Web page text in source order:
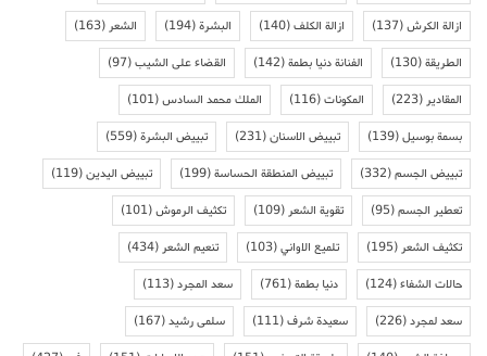
ازالة الكرش(137) ازالة الكلف(140) البشرة(194) الشعر(163)
الطريقة(130) الفنانة دنيا بطمة(142) القضاء على الشيب(97)
المقادير(223) المكونات(116) الملك محمد السادس(101)
بسمة بوسيل(139) تبييض الاسنان(231) تبييض البشرة(559)
تبييض الجسم(332) تبييض المنطقة الحساسة(199) تبييض اليدين(119)
تعطير الجسم(95) تقوية الشعر(109) تكثيف الرموش(101)
تكثيف الشعر(195) تلميع الاواني(103) تنعيم الشعر(434)
حالات الشفاء(124) دنيا بطمة(761) سعد المجرد(113)
سعد لمجرد(226) سعيدة شرف(111) سلمى رشيد(167)